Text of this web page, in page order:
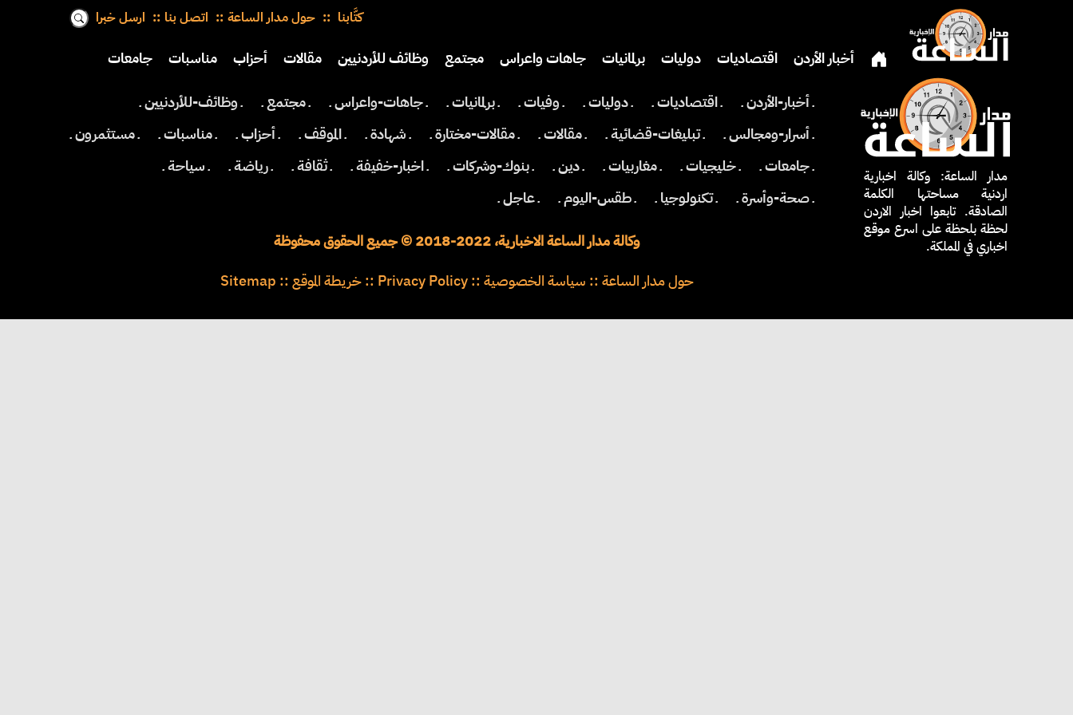
كتَّابنا حول مدار الساعة اتصل بنا ارسل خبرا
أخبار الأردن اقتصاديات دوليات برلمانيات جاهات واعراس مجتمع وظائف للأردنيين مقالات أحزاب مناسبات جامعات
بنوك وشركات ثقافة رياضة سياحة صحة وأسرة
مدار الساعة: وكالة اخبارية
اردنية مساحتها الكلمة
الصادقة. تابعوا اخبار الاردن
لحظة بلحظة على اسرع موقع
اخباري في المملكة.
ـ أخبار-الأردن ـ ـ اقتصاديات ـ ـ دوليات ـ ـ وفيات ـ ـ برلمانيات ـ ـ جاهات-واعراس ـ ـ مجتمع ـ
ـ وظائف-للأردنيين ـ
ـ أسرار-ومجالس ـ
ـ تبليغات-قضائية ـ ـ مقالات ـ ـ مقالات-مختارة ـ ـ شهادة ـ ـ الموقف ـ ـ أحزاب ـ ـ مناسبات ـ
ـ مستثمرون ـ
ـ جامعات ـ
ـ خليجيات ـ ـ مغاربيات ـ ـ دين ـ ـ بنوك-وشركات ـ ـ اخبار-خفيفة ـ ـ ثقافة ـ ـ رياضة ـ
ـ سياحة ـ
ـ صحة-وأسرة ـ
ـ تكنولوجيا ـ ـ طقس-اليوم ـ ـ عاجل ـ
وكالة مدار الساعة الاخبارية، 2022-2018 © جميع الحقوق محفوظة
حول مدار الساعة :: سياسة الخصوصية ::
Privacy Policy
::خريطة الموقع ::
Sitemap